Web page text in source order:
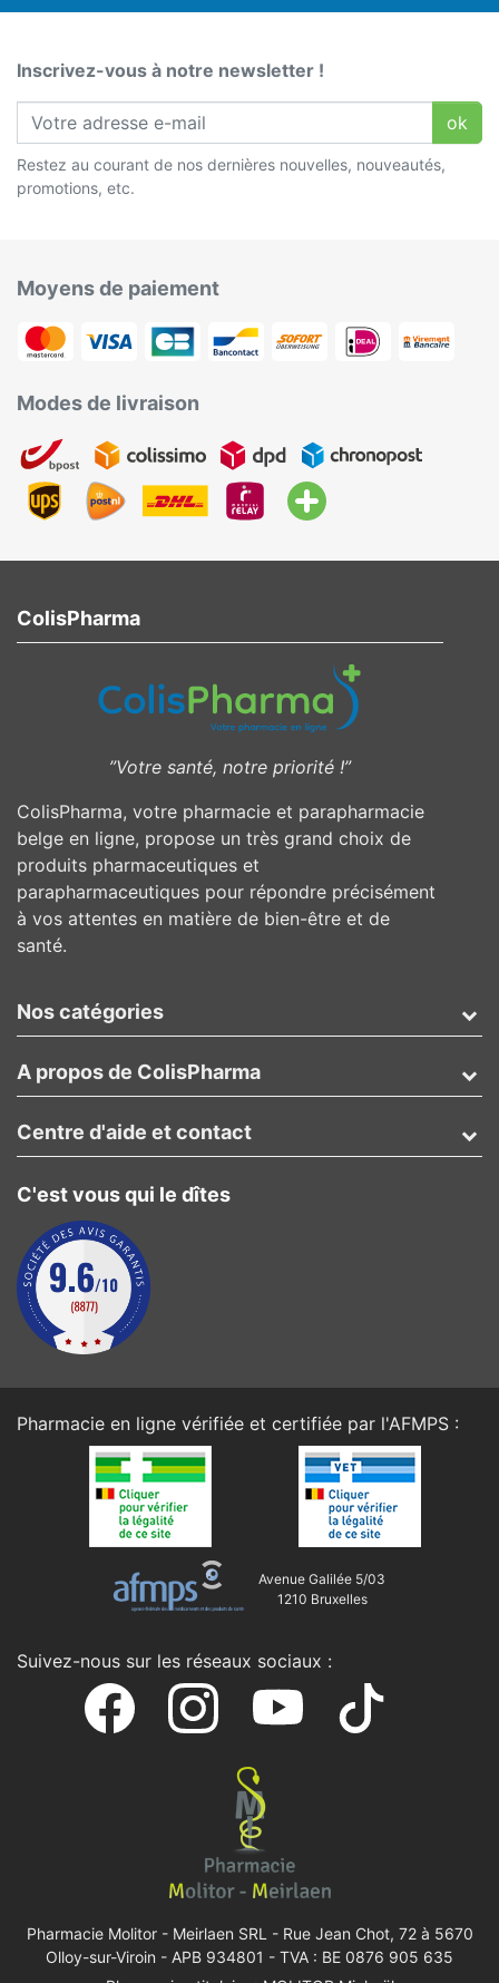
Inscrivez-vous à notre newsletter !
ok
Restez au courant de nos dernières nouvelles, nouveautés,
promotions, etc.
Moyens de paiement
Modes de livraison
ColisPharma
”Votre santé, notre priorité !”
ColisPharma, votre pharmacie et parapharmacie
belge en ligne, propose un très grand choix de
produits pharmaceutiques et
parapharmaceutiques pour répondre précisément
à vos attentes en matière de bien-être et de
santé.
Nos catégories
A propos de ColisPharma
C'est vous qui le dîtes
Centre d'aide et contact
Pharmacie en ligne vérifiée et certifiée par l'AFMPS :
Avenue Galilée 5/03
1210 Bruxelles
Suivez-nous sur les réseaux sociaux :
Pharmacie Molitor - Meirlaen SRL - Rue Jean Chot, 72 à 5670
Olloy-sur-Viroin - APB 934801 - TVA : BE 0876 905 635